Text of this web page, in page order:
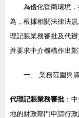
為優化營商環境
為，根據相關法律法
理記賬業務審批及代
并要求中介機構作出鄭
一、 業務范圍與
代理記賬業務審批 ：
地的財政部門申請行